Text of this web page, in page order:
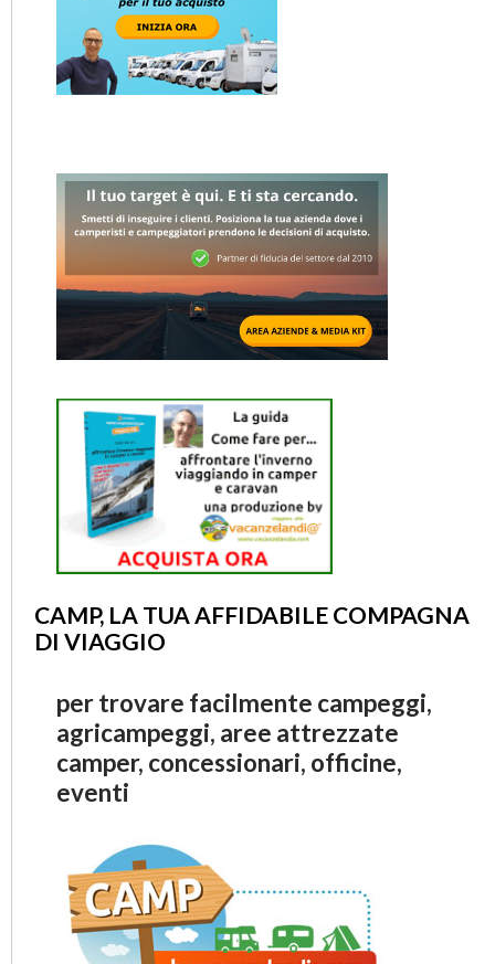
CAMP, LA TUA AFFIDABILE COMPAGNA
DI VIAGGIO
per trovare facilmente campeggi,
agricampeggi, aree attrezzate
camper, concessionari, officine,
eventi